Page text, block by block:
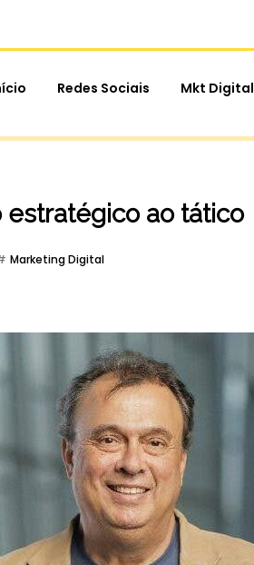
Redes Sociais Mkt Digital
estratégico ao tático
Marketing Digital